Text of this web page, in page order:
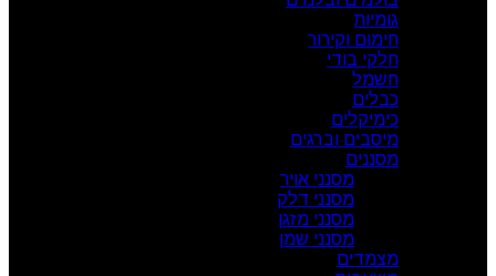
גומיות
חימום וקירור
חלקי בודי
חשמל
כבלים
כימיקלים
מיסבים וברגים
מסננים
מסנני אויר
מסנני דלק
מסנני מזגן
מסנני שמן
מצמדים